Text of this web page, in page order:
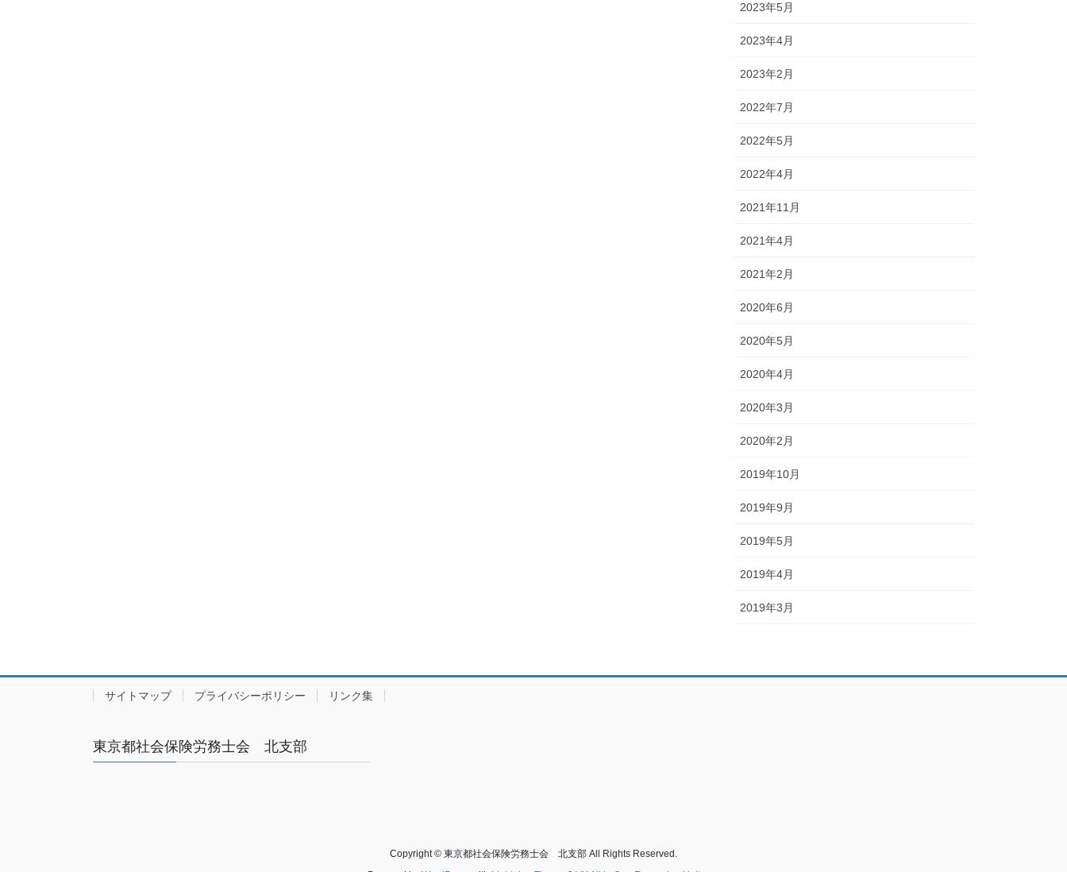
2023年5月
2023年4月
2023年2月
2022年7月
2022年5月
2022年4月
2021年11月
2021年4月
2021年2月
2020年6月
2020年5月
2020年4月
2020年3月
2020年2月
2019年10月
2019年9月
2019年5月
2019年4月
2019年3月
サイトマップ プライバシーポリシー リンク集
東京都社会保険労務士会 北支部
Copyright © 東京都社会保険労務士会 北支部 All Rights Reserved.